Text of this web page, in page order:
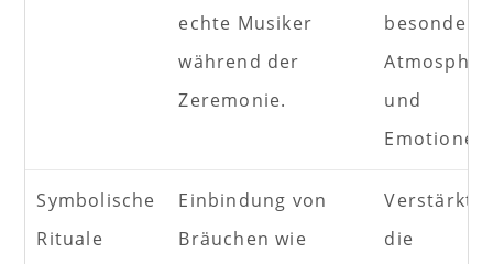
echte Musiker
während der
Zeremonie.
besondere
und
Emotionen.
Symbolische
Rituale
Einbindung von
Bräuchen wie
Verstärkt
die